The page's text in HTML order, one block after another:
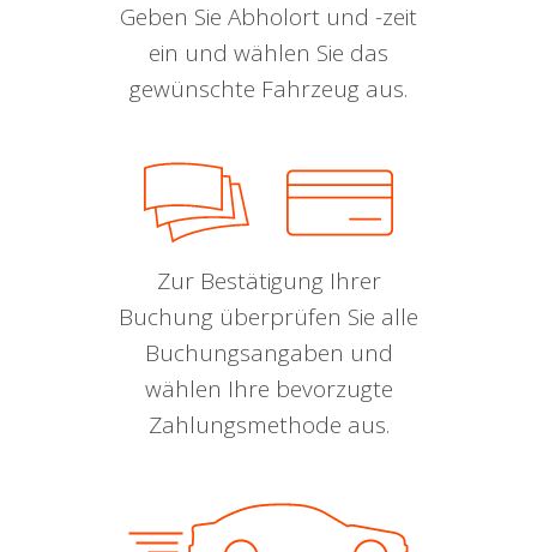
Geben Sie Abholort und -zeit
ein und wählen Sie das
gewünschte Fahrzeug aus.
Zur Bestätigung Ihrer
Buchung überprüfen Sie alle
Buchungsangaben und
wählen Ihre bevorzugte
Zahlungsmethode aus.